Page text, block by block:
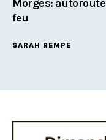
Morges:
feu
SARAH REMPE